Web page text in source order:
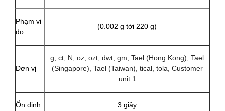
Phạm vi
đo
(0.002 g tới 220 g)
Đơn vị
g, ct, N, oz, ozt, dwt, gm, Tael (Hong Kong), Tael
(Singapore), Tael (Taiwan), tical, tola, Customer
unit 1
Ổn định 3 giây